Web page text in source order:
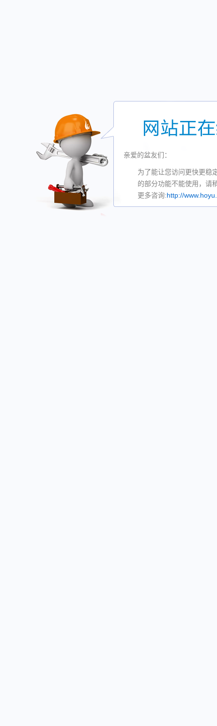
亲爱的盆友们：
为了能让您访问更快更稳
的部分功能不能使用，请
更多咨询:http://